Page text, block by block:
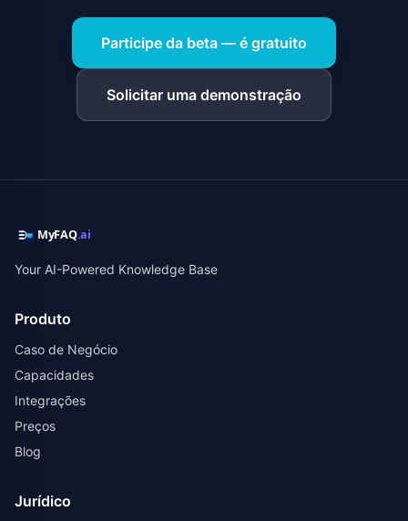
Participe da beta — é gratuito
Solicitar uma demonstração
Your AI-Powered Knowledge Base
Produto
Caso de Negócio
Capacidades
Integrações
Preços
Blog
Jurídico